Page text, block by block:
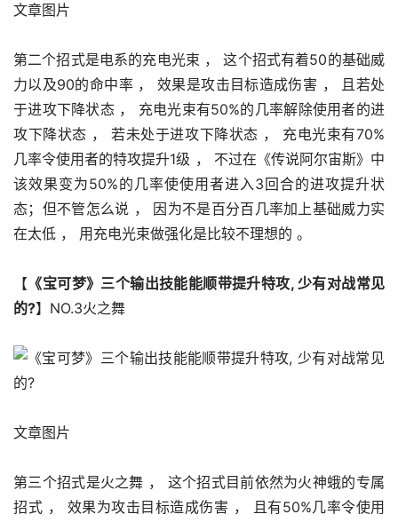
文章图片
第二个招式是电系的充电光束 ， 这个招式有着50的基础威
力以及90的命中率 ， 效果是攻击目标造成伤害 ， 且若处
于进攻下降状态 ， 充电光束有50%的几率解除使用者的进
攻下降状态 ， 若未处于进攻下降状态 ， 充电光束有70%
几率令使用者的特攻提升1级 ， 不过在《传说阿尔宙斯》中
该效果变为50%的几率使使用者进入3回合的进攻提升状
态；但不管怎么说 ， 因为不是百分百几率加上基础威力实
在太低 ， 用充电光束做强化是比较不理想的 。
【 《宝可梦》三个输出技能能顺带提升特攻, 少有对战常见
的?】NO.3火之舞
文章图片
第三个招式是火之舞 ， 这个招式目前依然为火神蛾的专属
招式 ， 效果为攻击目标造成伤害 ， 且有50%几率令使用